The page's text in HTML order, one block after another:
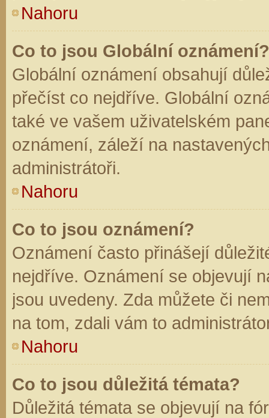
Nahoru
Co to jsou Globální oznámení?
Globální oznámení obsahují
přečíst co nejdříve. Globální
také ve vašem uživatelském
oznámení, záleží na
administrátoři.
Nahoru
Co to jsou oznámení?
Oznámení často přinášejí
nejdříve. Oznámení se objevují
jsou uvedeny. Zda můžete či
na tom, zdali vám to
Nahoru
Co to jsou důležitá témata?
Důležitá témata se objevují na